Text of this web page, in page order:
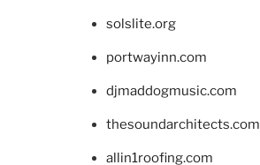
solslite.org
portwayinn.com
djmaddogmusic.com
thesoundarchitects.com
allin1roofing.com